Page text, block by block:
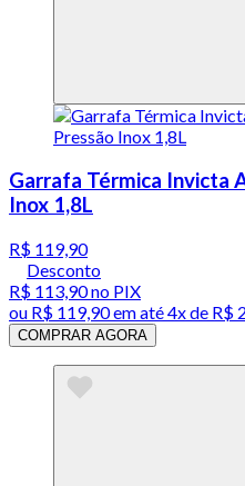
Garrafa Térmica Invicta
Inox 1,8L
R$ 119,90
Desconto
R$ 113,90no PIX
ou R$ 119,90em até4x de R$
COMPRAR AGORA